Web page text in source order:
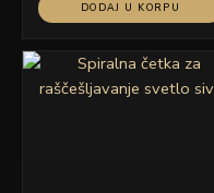
DODAJ U KORPU